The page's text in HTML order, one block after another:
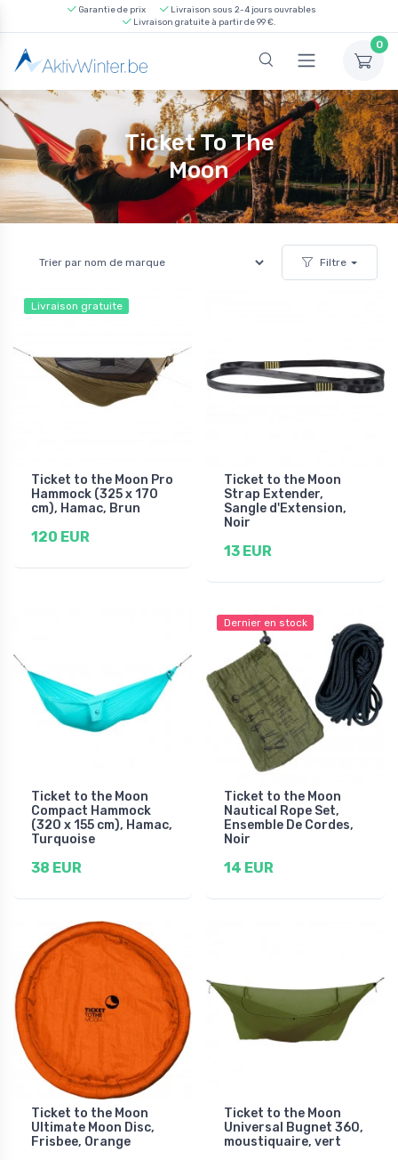
Garantie de prix
Livraison sous 2-4 jours ouvrables
Livraison gratuite à partir de 99 €.
0
Ticket To The
Moon
Filtre
Livraison gratuite
Ticket to the Moon Pro
Hammock (325 x 170
cm), Hamac, Brun
120 EUR
Ticket to the Moon
Strap Extender,
Sangle d'Extension,
Noir
13 EUR
Ticket to the Moon
Compact Hammock
(320 x 155 cm), Hamac,
Turquoise
38 EUR
Dernier en stock
Ticket to the Moon
Nautical Rope Set,
Ensemble De Cordes,
Noir
14 EUR
Ticket to the Moon
Ultimate Moon Disc,
Frisbee, Orange
Ticket to the Moon
Universal Bugnet 360,
moustiquaire, vert